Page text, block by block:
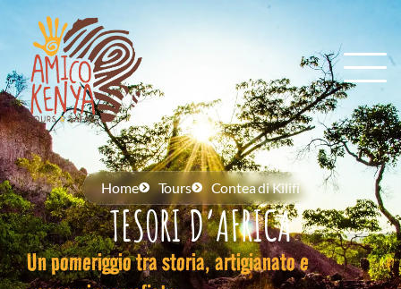
Home Tours Contea di Kilifi
TESORI D’AFRICA
Un pomeriggio tra storia, artigianato e